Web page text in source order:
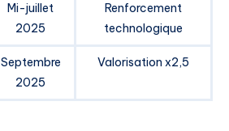
Mi-juillet
2025
Renforcement
technologique
Septembre
2025
Valorisation x2,5